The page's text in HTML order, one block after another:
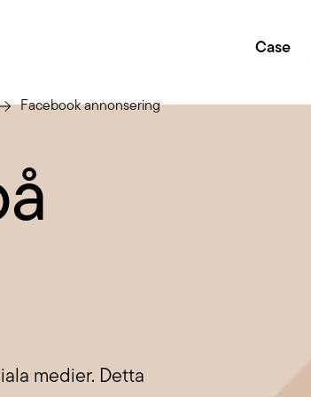
Case
och digital transformation
sätta en plan för din digitala närvaro och
Facebook annonsering
medier. Detta